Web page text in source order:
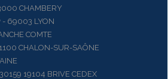
CHAMBERY
69003 LYON
COMTE
CHALON-SUR-SAÔNE
19104 BRIVE CEDEX